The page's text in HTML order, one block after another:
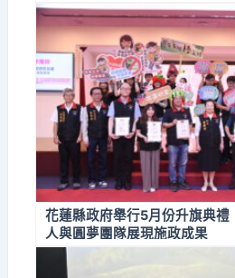
花蓮縣政府舉行5月份升旗典
人與圓夢團隊展現施政成果